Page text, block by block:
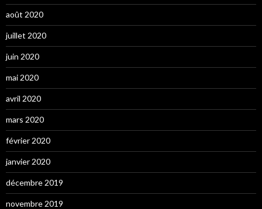
août 2020
juillet 2020
juin 2020
mai 2020
avril 2020
mars 2020
février 2020
janvier 2020
décembre 2019
novembre 2019